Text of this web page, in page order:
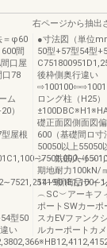
＝φ60
間
口屋
口78
ム
）
屋根
型50
い
右ページから抽出
●寸法図（単位
50型+57型54型
後枠側奥行違い
ロング柱（H25
礎正面図側面図
600（基礎間ロ
50050以上55050
ン・鉄筋入り＞
期地耐力100kN/
1419新商品ライ
︵SC︶アーキフ
ポートSWカーポ
スカEVファンク
ルカーポートカ